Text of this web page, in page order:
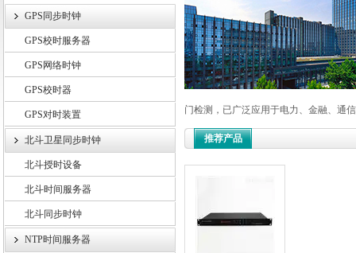
上海锐呈电气有限公司
GPS同步时钟
GPS校时服务器
GPS网络时钟
GPS校时器
GPS对时装置
北斗卫星同步时钟
北斗授时设备
北斗时间服务器
北斗同步时钟
NTP时间服务器
门检测，已广泛应用于电力、金融、通
推荐产品